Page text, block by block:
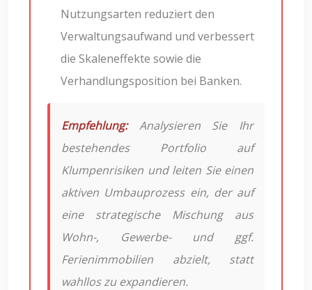
Nutzungsarten reduziert den
Verwaltungsaufwand und verbessert
die Skaleneffekte sowie die
Verhandlungsposition bei Banken.
Empfehlung:Analysieren Sie Ihr
bestehendes Portfolio auf
Klumpenrisiken und leiten Sie einen
aktiven Umbauprozess ein, der auf
eine strategische Mischung aus
Wohn-, Gewerbe- und ggf.
Ferienimmobilien abzielt, statt
wahllos zu expandieren.